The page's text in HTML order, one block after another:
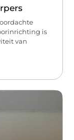
is
van